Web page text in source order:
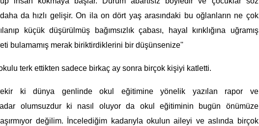
da hızlı gelişir. On ila on dört yaş arasındaki bu oğlanların ne çok
küçük düşürülmüş bağımsızlık çabası, hayal kırıklığına uğramış
bulamamış merak biriktirdiklerini bir düşünsenize''
terk ettikten sadece birkaç ay sonra birçok kişiyi katletti.
ki dünya genlinde okul eğitimine yönelik yazılan rapor ve
olumsuzdur ki nasıl oluyor da okul eğitiminin bugün önümüze
değilim. İncelediğim kadarıyla okulun aileyi ve aslında birçok